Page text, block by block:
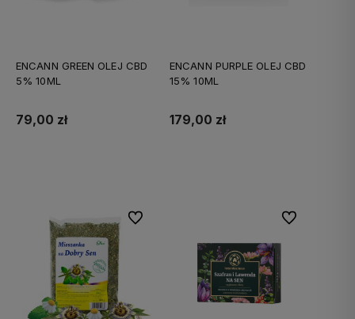
ENCANN GREEN OLEJ CBD
5% 10ML
79,00 zł
ENCANN PURPLE OLEJ CBD
15% 10ML
179,00 zł
Do ulubionych Do ulubionych